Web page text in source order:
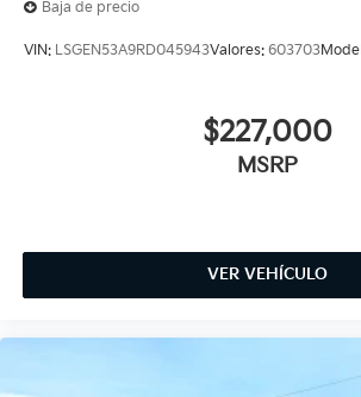
Baja de precio
VIN: LSGEN53A9RD045943Valores: 603703
$227,000
MSRP
VER VEHÍCULO